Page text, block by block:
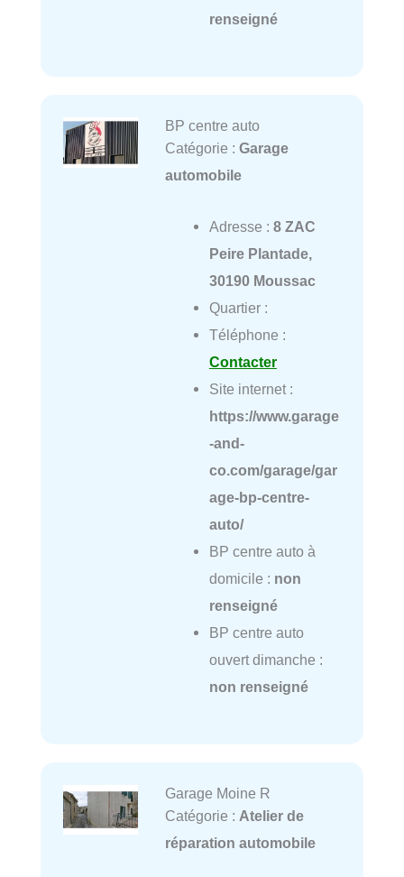
renseigné
BP centre auto
Catégorie : Garage
automobile
Adresse : 8 ZAC
Peire Plantade,
30190 Moussac
Quartier :
Téléphone :
Contacter
Site internet :
https://www.garage
-and-
co.com/garage/gar
age-bp-centre-
auto/
BP centre auto à
domicile : non
renseigné
BP centre auto
ouvert dimanche :
non renseigné
Garage Moine R
Catégorie : Atelier de
réparation automobile